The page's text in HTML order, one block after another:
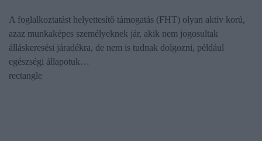
A foglalkoztatást helyettesítő támogatás (FHT) olyan aktív korú,
azaz munkaképes személyeknek jár, akik nem jogosultak
álláskeresési járadékra, de nem is tudnak dolgozni, például
egészségi állapotuk…
rectangle